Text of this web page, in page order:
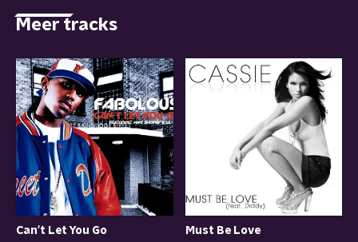
Meer tracks
Can't Let You Go
Must Be Love